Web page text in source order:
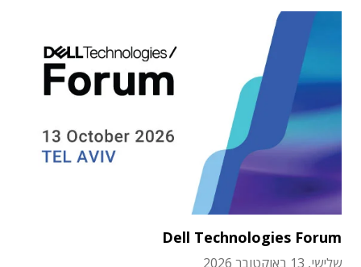
Dell Technologies Forum
שלישי, 13 באוקטובר 2026